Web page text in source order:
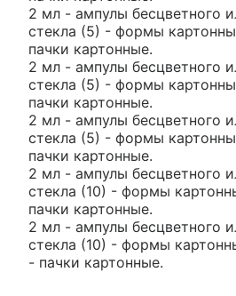
2 мл - ампулы бесцветного
стекла (5) - формы
пачки картонные.
2 мл - ампулы бесцветного
стекла (5) - формы
пачки картонные.
2 мл - ампулы бесцветного
стекла (5) - формы
пачки картонные.
2 мл - ампулы бесцветного
стекла (10) - формы
пачки картонные.
2 мл - ампулы бесцветного
стекла (10) - формы
- пачки картонные.